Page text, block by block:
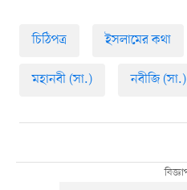
চিঠিপত্র ইসলামের কথা
মহানবী (সা.) নবীজি (সা.)